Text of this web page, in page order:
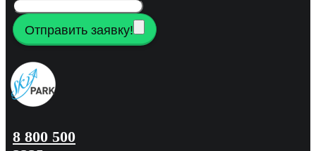
Отправить заявку!
8 800 500